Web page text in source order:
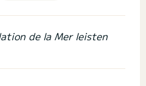
de la Mer leisten